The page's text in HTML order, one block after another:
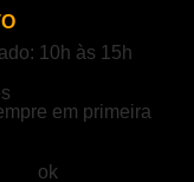
10h às 15h
em primeira